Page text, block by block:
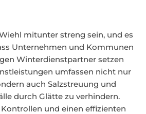
mitunter streng sein, und es
Unternehmen und Kommunen
Winterdienstpartner setzen
umfassen nicht nur
auch Salzstreuung und
durch Glätte zu verhindern.
und einen effizienten